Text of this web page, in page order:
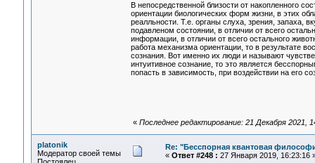
В непосредственной близости от накопленного
ориентации биологических форм жизни, в этих
реалльности. Т.е. органы слуха, зрения, запаха,
подавленом состоянии, в отличии от всего
информации, в отличии от всего остального
работа механизма ориентации, то в результате
сознания. Вот именно их люди и называют
интуитивное сознание, то это является
попасть в зависимость, при воздействии на его
« Последнее редактирование: 21 Декабря 2021,
platonik
Модератор своей темы
Re: "Бесспорная квантовая
« Ответ #248 : 27 Января 2019, 16:23:16